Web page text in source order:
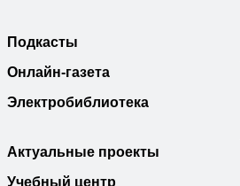
Подкасты
Онлайн-газета
Электробиблиотека
Актуальные проекты
Учебный центр